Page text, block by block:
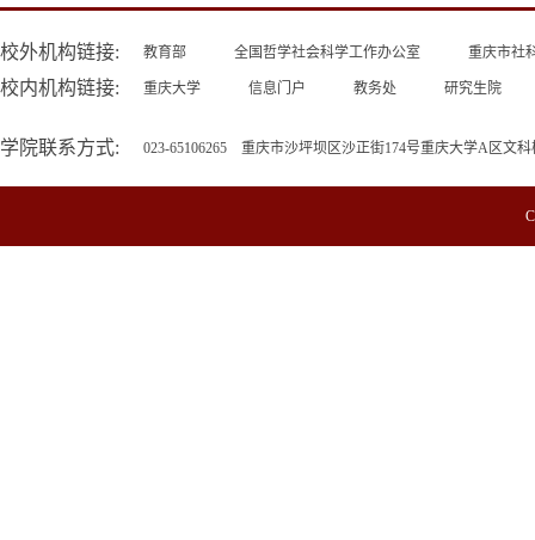
校外机构链接: 教育部 全国哲学社会科学工作办公室 重庆市社
校内机构链接: 重庆大学 信息门户 教务处 研究生院
学院联系方式: 023-65106265 重庆市沙坪坝区沙正街174号重庆大学A区文科